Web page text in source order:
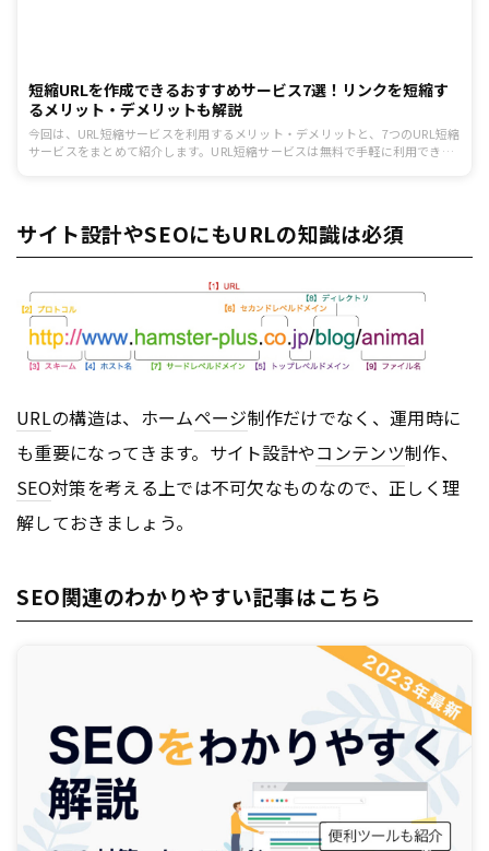
短縮URLを作成できるおすすめサービス7選！リンクを短縮す
るメリット・デメリットも解説
今回は、URL短縮サービスを利用するメリット・デメリットと、7つのURL短縮
サービスをまとめて紹介します。URL短縮サービスは無料で手軽に利用できる
サイト設計やSEOにもURLの知識は必須
URLの構造は、ホームページ制作だけでなく、運用時に
も重要になってきます。サイト設計やコンテンツ制作、
SEO対策を考える上では不可欠なものなので、正しく理
解しておきましょう。
SEO関連のわかりやすい記事はこちら